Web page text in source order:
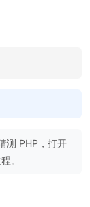
测 PHP，打开
。